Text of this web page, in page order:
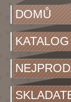
DOMŮ
KATALOG